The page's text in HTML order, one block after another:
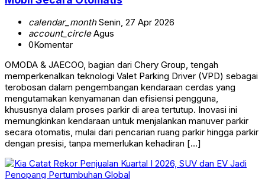
calendar_monthSenin, 27 Apr 2026
account_circleAgus
0Komentar
OMODA & JAECOO, bagian dari Chery Group, tengah
memperkenalkan teknologi Valet Parking Driver (VPD) sebagai
terobosan dalam pengembangan kendaraan cerdas yang
mengutamakan kenyamanan dan efisiensi pengguna,
khususnya dalam proses parkir di area tertutup. Inovasi ini
memungkinkan kendaraan untuk menjalankan manuver parkir
secara otomatis, mulai dari pencarian ruang parkir hingga parkir
dengan presisi, tanpa memerlukan kehadiran […]